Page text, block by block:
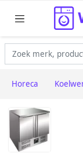
Horeca